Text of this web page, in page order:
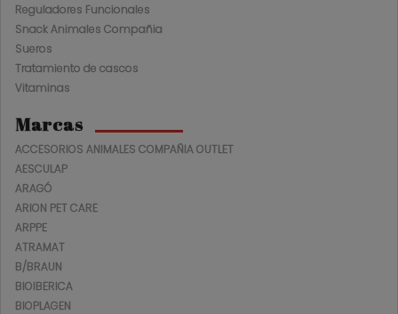
Reguladores Funcionales
Snack Animales Compañia
Sueros
Tratamiento de cascos
Vitaminas
Marcas
ACCESORIOS ANIMALES COMPAÑIA OUTLET
AESCULAP
ARAGÓ
ARION PET CARE
ARPPE
ATRAMAT
B/BRAUN
BIOIBERICA
BIOPLAGEN